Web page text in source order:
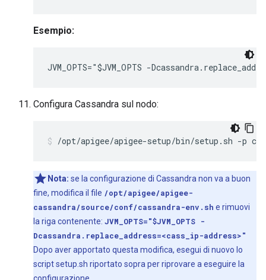
Esempio:
JVM_OPTS="$JVM_OPTS -
Configura Cassandra sul nodo:
/opt/apigee/apigee-setup/bin/setup.sh -p
Nota: se la configurazione di Cassandra non va a buon
fine, modifica il file /opt/apigee/apigee-
cassandra/source/conf/cassandra-env.sh e rimuovi
la riga contenente: JVM_OPTS="$JVM_OPTS -
Dcassandra.replace_address=<cass_ip-address>"
Dopo aver apportato questa modifica, esegui di nuovo lo
script setup.sh riportato sopra per riprovare a eseguire la